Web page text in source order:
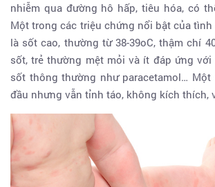
nhiễm qua đường hô hấp, tiêu hóa, có
Một trong các triệu chứng nổi bật của
là sốt cao, thường từ 38-39oC, thậm chí
sốt, trẻ thường mệt mỏi và ít đáp ứng
sốt thông thường như paracetamol…
đầu nhưng vẫn tỉnh táo, không kích thích,